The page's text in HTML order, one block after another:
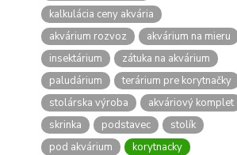
kalkulácia ceny akvária
akvárium rozvoz
akvárium na mieru
insektárium
zátuka na akvárium
paludárium
terárium pre korytnačky
stolárska výroba
akváriový komplet
skrinka
podstavec
stolík
pod akvárium
korytnacky